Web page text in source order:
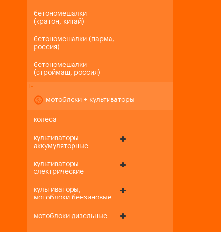
бетономешалки
(кратон, китай)
бетономешалки (парма,
россия)
бетономешалки
(строймаш, россия)
+-
мотоблоки + культиваторы
колеса
культиваторы
аккумуляторные
культиваторы
электрические
культиваторы,
мотоблоки бензиновые
мотоблоки дизельные